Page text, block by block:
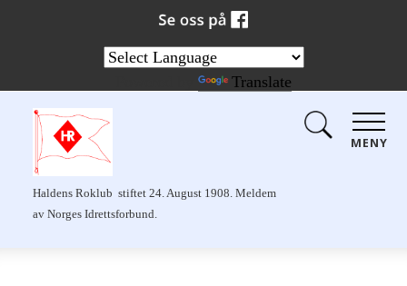
Haldens Roklub stiftet 24. August 1908. Meldem
av Norges Idrettsforbund.
MENY
Translate